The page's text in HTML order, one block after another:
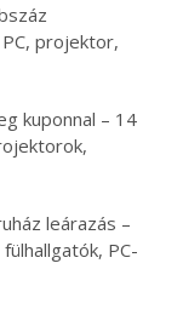
projektor,
kuponnal – 14
leárazás –
PC-